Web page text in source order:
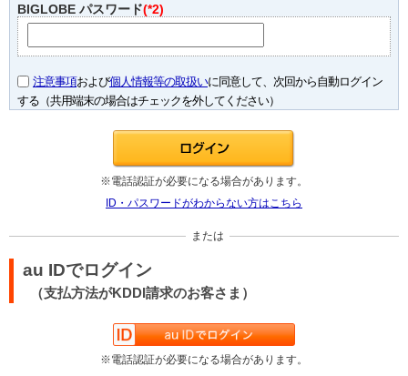
BIGLOBE パスワード(*2)
注意事項および個人情報等の取扱いに同意して、次回から自動ログイン
する（共用端末の場合はチェックを外してください）
※電話認証が必要になる場合があります。
ID・パスワードがわからない方はこちら
または
au IDでログイン
（支払方法がKDDI請求のお客さま）
※電話認証が必要になる場合があります。